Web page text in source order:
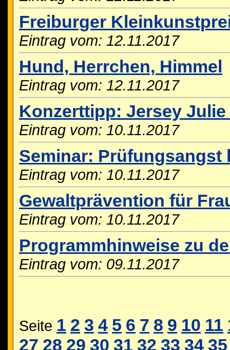
Freiburger
Eintrag vom: 12.11.2017
Hund, Herrchen, Himmel
Eintrag vom: 12.11.2017
Konzerttipp: Jersey
Eintrag vom: 10.11.2017
Seminar: Prüfungsangst
Eintrag vom: 10.11.2017
Gewaltprävention für
Eintrag vom: 10.11.2017
Programmhinweise zu
Eintrag vom: 09.11.2017
Seite 1 2 3 4 5 6 7 8 9 10 11
27 28 29 30 31 32 33 34 35